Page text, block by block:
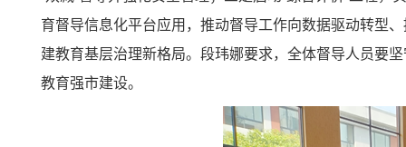
育督导信息化平台应用，推动督导工作向数据驱动转型
建教育基层治理新格局。段玮娜要求，全体督导人员要
教育强市建设。